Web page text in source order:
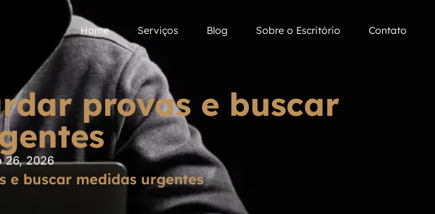
Home Serviços Blog Sobre o Escritório Contato
provas e buscar
26, 2026
e buscar medidas urgentes